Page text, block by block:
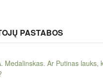
PASTABOS
Medalinskas. Ar Putinas lauks,